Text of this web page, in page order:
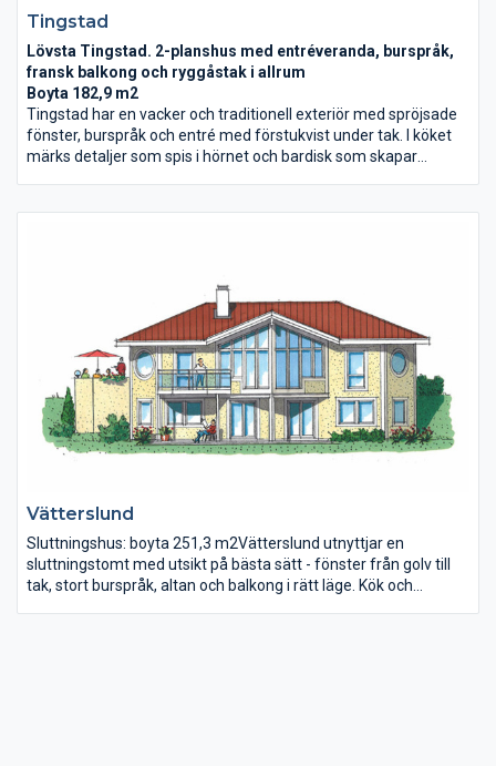
Tingstad
Lövsta Tingstad. 2-planshus med entréveranda, burspråk,
fransk balkong och ryggåstak i allrum
Boyta 182,9 m2
Tingstad har en vacker och traditionell exteriör med spröjsade
fönster, burspråk och entré med förstukvist under tak. I köket
märks detaljer som spis i hörnet och bardisk som skapar
Vätterslund
Sluttningshus: boyta 251,3 m2Vätterslund utnyttjar en
sluttningstomt med utsikt på bästa sätt - fönster från golv till
tak, stort burspråk, altan och balkong i rätt läge. Kök och